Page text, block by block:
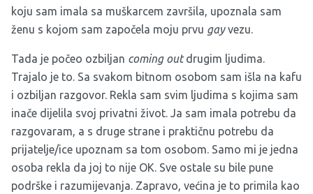
koju sam imala sa muškarcem završila, upoznala sam
ženu s kojom sam započela moju prvu gayvezu.
Tada je počeo ozbiljan coming outdrugim ljudima.
Trajalo je to. Sa svakom bitnom osobom sam išla na kafu
i ozbiljan razgovor. Rekla sam svim ljudima s kojima sam
inače dijelila svoj privatni život. Ja sam imala potrebu da
razgovaram, a s druge strane i praktičnu potrebu da
prijatelje/ice upoznam sa tom osobom. Samo mi je jedna
osoba rekla da joj to nije OK. Sve ostale su bile pune
podrške i razumijevanja. Zapravo, većina je to primila kao